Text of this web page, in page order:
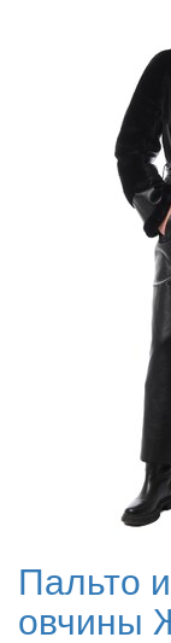
Пальто
овчины